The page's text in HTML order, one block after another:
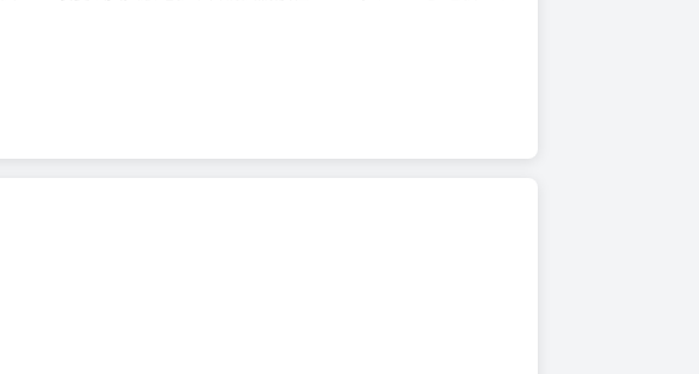
2020改變成真人版電影，目前於講談社「アフタヌーン」連載『ワ